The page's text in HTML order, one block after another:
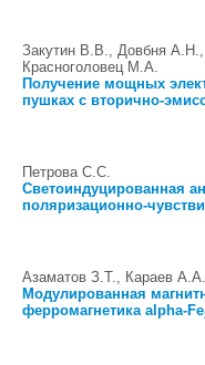
Закутин В.В., Довбня
Красноголовец М.А.
Получение мощных
пушках с вторично-
Петрова С.С.
Светоиндуцированная
поляризационно-
Азаматов З.Т., Караев
Модулированная
ферромагнетика alpha-Fe